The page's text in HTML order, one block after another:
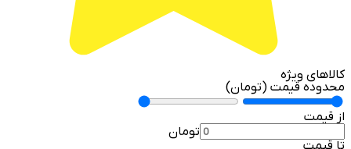
کالاهای ویژه
محدوده قیمت (تومان)
از قیمت
تومان
تا قیمت